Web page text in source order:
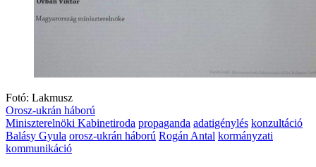
Fotó: Lakmusz
Orosz-ukrán háború
Miniszterelnöki Kabinetiroda propaganda adatigénylés konzultáció
Balásy Gyula orosz-ukrán háború Rogán Antal kormányzati
kommunikáció